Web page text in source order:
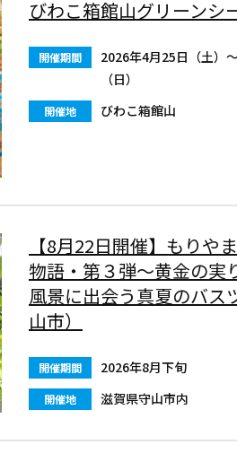
びわこ箱館山グリーンシ
開催期間
2026年4月25日（土）
（日）
開催地 びわこ箱館山
【8月22日開催】もりや
物語・第３弾～黄金の実
風景に出会う真夏のバス
山市）
開催期間 2026年8月下旬
開催地 滋賀県守山市内